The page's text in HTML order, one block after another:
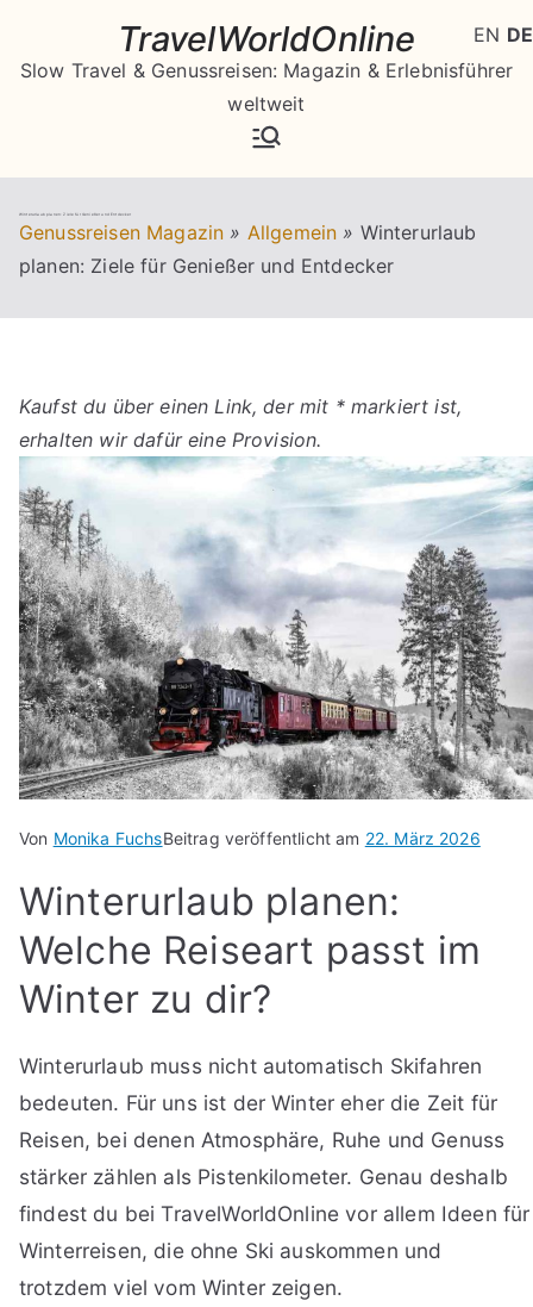
springen
TravelWorldOnline
Slow Travel & Genussreisen: Magazin & Erlebnisführer
weltweit
Winterurlaub planen: Ziele für Genießer und Entdecker
Genussreisen Magazin » Allgemein » Winterurlaub
planen: Ziele für Genießer und Entdecker
Kaufst du über einen Link, der mit * markiert ist,
erhalten wir dafür eine Provision.
Von Monika FuchsBeitrag veröffentlicht am 22. März 2026
Winterurlaub planen:
Welche Reiseart passt im
Winter zu dir?
Winterurlaub muss nicht automatisch Skifahren
bedeuten. Für uns ist der Winter eher die Zeit für
Reisen, bei denen Atmosphäre, Ruhe und Genuss
stärker zählen als Pistenkilometer. Genau deshalb
findest du bei TravelWorldOnline vor allem Ideen für
Winterreisen, die ohne Ski auskommen und
trotzdem viel vom Winter zeigen.
EN DE